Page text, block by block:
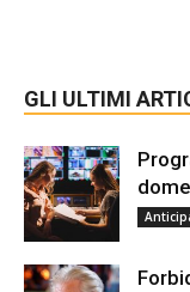
GLI ULTIMI